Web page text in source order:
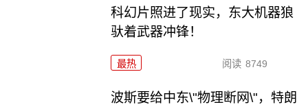
科幻片照进了现实，东大机器狼
驮着武器冲锋！
最热 阅读 8749
波斯要给中东\"物理断网\"，特朗